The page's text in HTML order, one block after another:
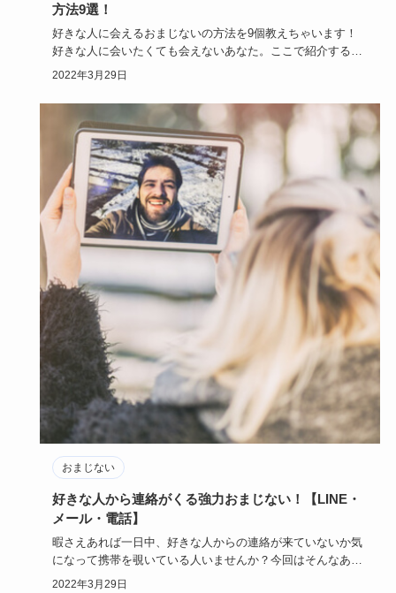
方法9選！
好きな人に会えるおまじないの方法を9個教えちゃいます！
好きな人に会いたくても会えないあなた。ここで紹介するの
は簡単な方法で…
2022年3月29日
おまじない
好きな人から連絡がくる強力おまじない！【LINE・
メール・電話】
暇さえあれば一日中、好きな人からの連絡が来ていないか気
になって携帯を覗いている人いませんか？今回はそんなあな
たのために、携…
2022年3月29日